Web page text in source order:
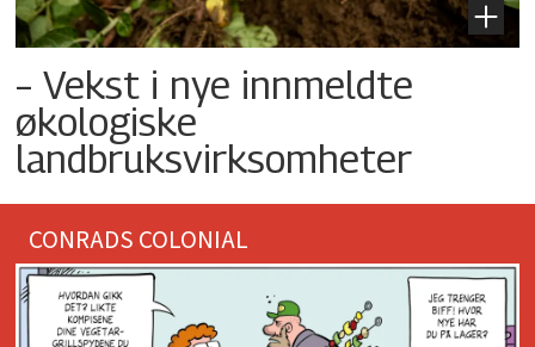
– Vekst i nye innmeldte
økologiske
landbruksvirksomheter
CONRADS COLONIAL